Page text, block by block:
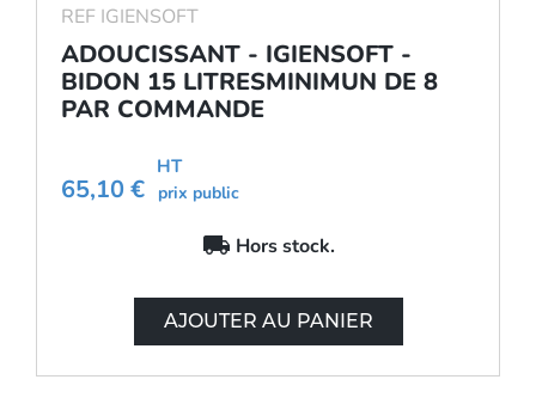
REF IGIENSOFT
ADOUCISSANT - IGIENSOFT -
BIDON 15 LITRESMINIMUN DE 8
PAR COMMANDE
65,10 €
HT
prix public
local_shipping Hors stock.
AJOUTER AU PANIER